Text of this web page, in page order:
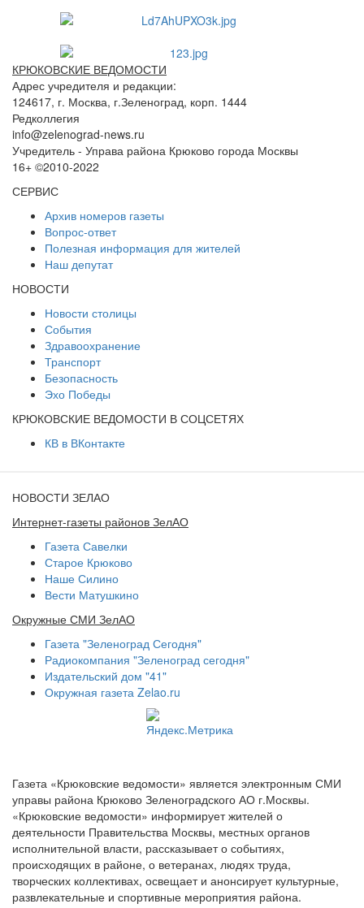
КРЮКОВСКИЕ ВЕДОМОСТИ
Адрес учредителя и редакции:
124617, г. Москва, г.Зеленоград, корп. 1444
Редколлегия
info@zelenograd-news.ru
Учредитель - Управа района Крюково города Москвы
16+ ©2010-2022
СЕРВИС
Архив номеров газеты
Вопрос-ответ
Полезная информация для жителей
Наш депутат
НОВОСТИ
Новости столицы
События
Здравоохранение
Транспорт
Безопасность
Эхо Победы
КРЮКОВСКИЕ ВЕДОМОСТИ В СОЦСЕТЯХ
КВ в ВКонтакте
НОВОСТИ ЗЕЛАО
Интернет-газеты районов ЗелАО
Газета Савелки
Старое Крюково
Наше Силино
Вести Матушкино
Окружные СМИ ЗелАО
Газета "Зеленоград Сегодня"
Радиокомпания "Зеленоград сегодня"
Издательский дом "41"
Окружная газета Zelao.ru
Газета «Крюковские ведомости» является электронным СМИ
управы района Крюково Зеленоградского АО г.Москвы.
«Крюковские ведомости» информирует жителей о
деятельности Правительства Москвы, местных органов
исполнительной власти, рассказывает о событиях,
происходящих в районе, о ветеранах, людях труда,
творческих коллективах, освещает и анонсирует культурные,
развлекательные и спортивные мероприятия района.